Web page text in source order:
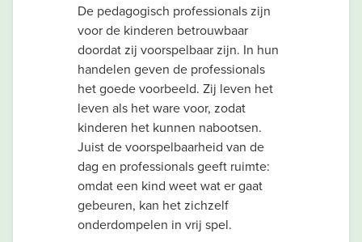
De pedagogisch professionals zijn
voor de kinderen betrouwbaar
doordat zij voorspelbaar zijn. In hun
handelen geven de professionals
het goede voorbeeld. Zij leven het
leven als het ware voor, zodat
kinderen het kunnen nabootsen.
Juist de voorspelbaarheid van de
dag en professionals geeft ruimte:
omdat een kind weet wat er gaat
gebeuren, kan het zichzelf
onderdompelen in vrij spel.